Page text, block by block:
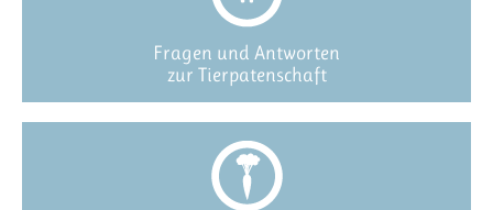
Fragen und Antworten
zur Tierpatenschaft